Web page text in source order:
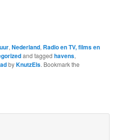
,Nederland, Radio en TV, films en
and taggedhavens,
byKnutzEls. Bookmark the